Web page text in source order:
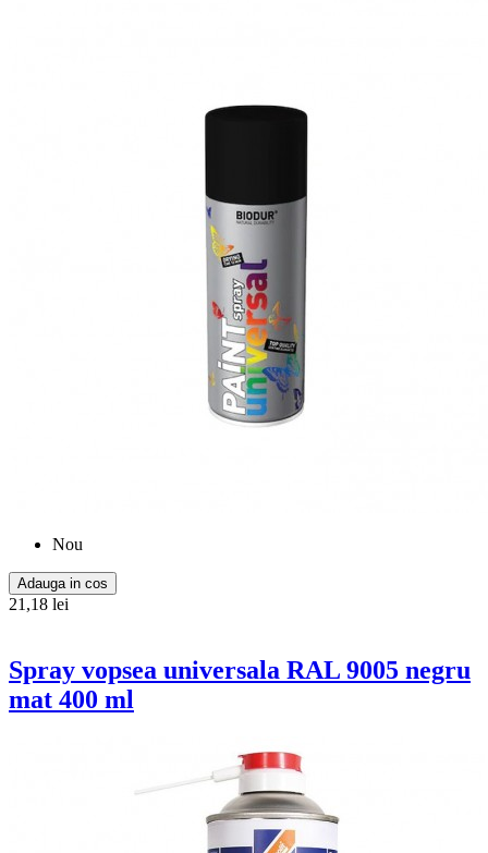
Nou
Adauga in cos
21,18 lei
Spray vopsea universala RAL 9005 negru
mat 400 ml